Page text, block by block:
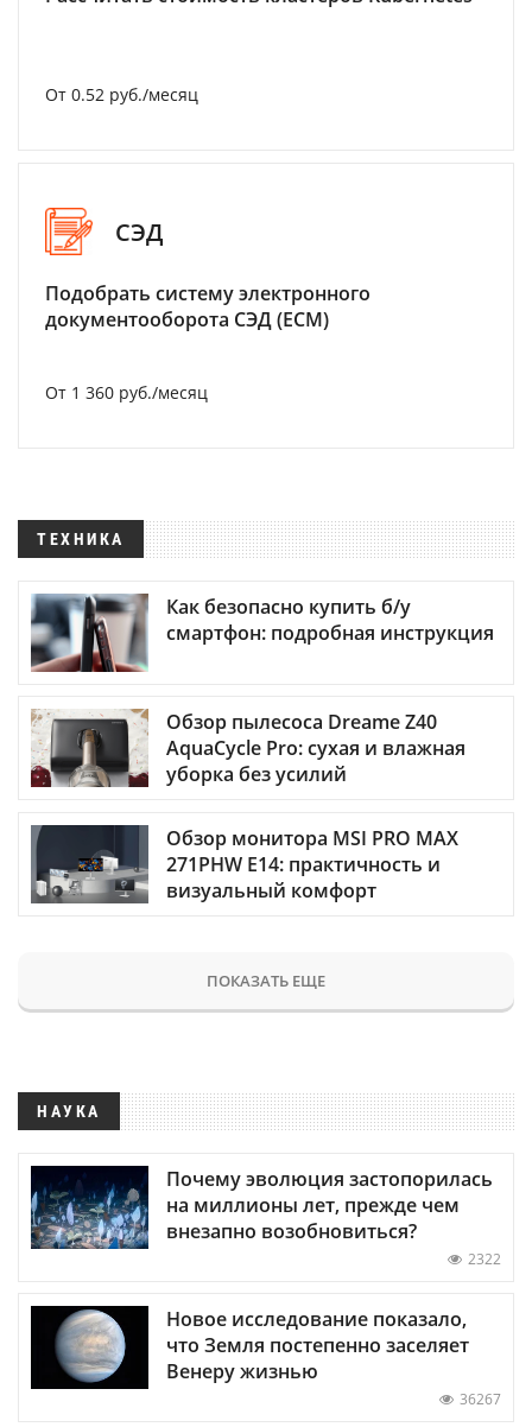
От 0.52 руб./месяц
СЭД
Подобрать систему электронного
документооборота СЭД (ECM)
От 1 360 руб./месяц
ТЕХНИКА
Как безопасно купить б/у
смартфон: подробная инструкция
Обзор пылесоса Dreame Z40
AquaCycle Pro: сухая и влажная
уборка без усилий
Обзор монитора MSI PRO MAX
271PHW E14: практичность и
визуальный комфорт
ПОКАЗАТЬ ЕЩЕ
НАУКА
Почему эволюция застопорилась
на миллионы лет, прежде чем
внезапно возобновиться?
2322
Новое исследование показало,
что Земля постепенно заселяет
Венеру жизнью
36267